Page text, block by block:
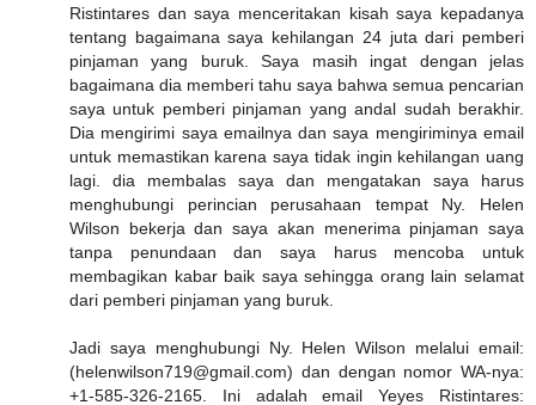
Ristintares dan saya menceritakan kisah saya kepadanya
tentang bagaimana saya kehilangan 24 juta dari pemberi
pinjaman yang buruk. Saya masih ingat dengan jelas
bagaimana dia memberi tahu saya bahwa semua pencarian
saya untuk pemberi pinjaman yang andal sudah berakhir.
Dia mengirimi saya emailnya dan saya mengiriminya email
untuk memastikan karena saya tidak ingin kehilangan uang
lagi. dia membalas saya dan mengatakan saya harus
menghubungi perincian perusahaan tempat Ny. Helen
Wilson bekerja dan saya akan menerima pinjaman saya
tanpa penundaan dan saya harus mencoba untuk
membagikan kabar baik saya sehingga orang lain selamat
dari pemberi pinjaman yang buruk.
Jadi saya menghubungi Ny. Helen Wilson melalui email:
(helenwilson719@gmail.com) dan dengan nomor WA-nya:
+1-585-326-2165. Ini adalah email Yeyes Ristintares: